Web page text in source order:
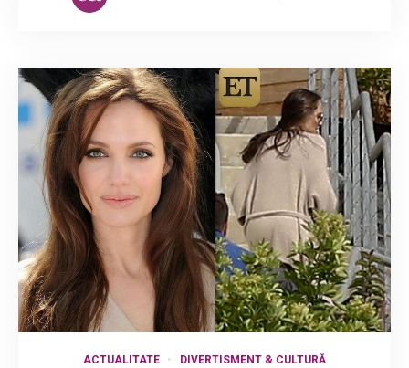
ACTUALITATE DIVERTISMENT & CULTURĂ